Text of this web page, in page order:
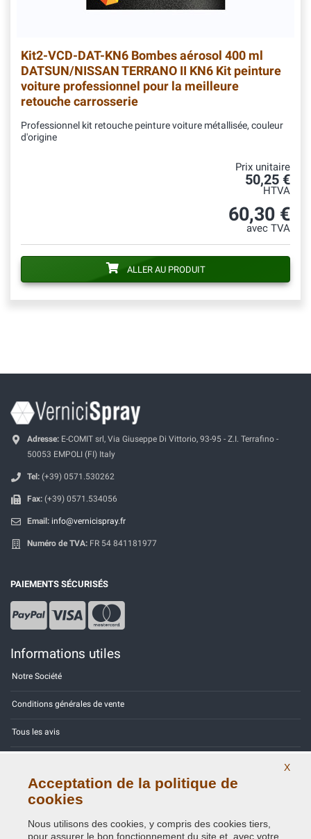
Kit2-VCD-DAT-KN6 Bombes aérosol 400 ml
DATSUN/NISSAN TERRANO II KN6 Kit peinture
voiture professionnel pour la meilleure
retouche carrosserie
Professionnel kit retouche peinture voiture métallisée, couleur
d'origine
Prix unitaire
50,25 €
HTVA
60,30 €
avec TVA
ALLER AU PRODUIT
Adresse: E-COMIT srl, Via Giuseppe Di Vittorio, 93-95 - Z.I. Terrafino -
50053 EMPOLI (FI) Italy
Tel: (+39) 0571.530262
Fax: (+39) 0571.534056
Email: info@vernicispray.fr
Numéro de TVA: FR 54 841181977
PAIEMENTS SÉCURISÉS
Informations utiles
Notre Société
Conditions générales de vente
Tous les avis
Contactez-nous
X
Acceptation de la politique de
cookies
Nous utilisons des cookies, y compris des cookies tiers,
pour assurer le bon fonctionnement du site et, avec votre